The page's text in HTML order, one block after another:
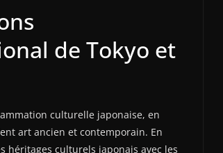
de Tokyo et
culturelle japonaise, en
art ancien et contemporain. En
héritages culturels japonais avec les